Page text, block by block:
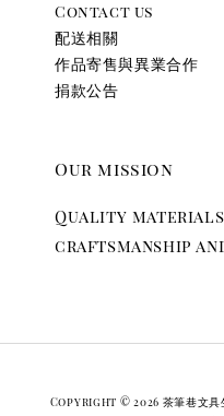
Contact us
配送相關
作品寄售與異業合作
捐款公告
Our mission
Quality
craftsmanship
Copyright © 2026 茶筆巷文具